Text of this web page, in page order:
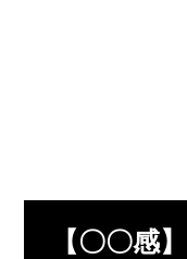
【〇〇感